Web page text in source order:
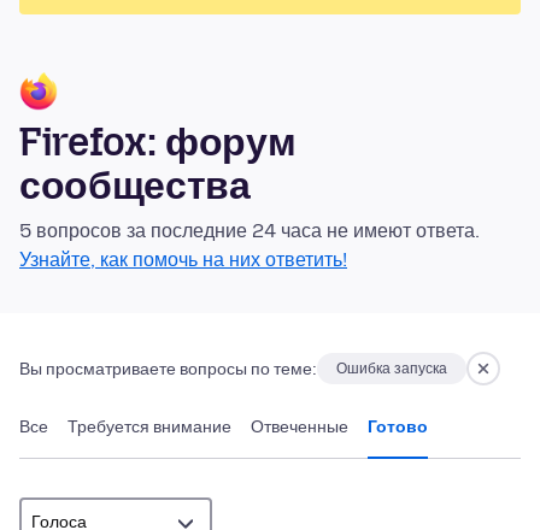
Firefox: форум
сообщества
5 вопросов за последние 24 часа не имеют ответа.
Узнайте, как помочь на них ответить!
Вы просматриваете вопросы по теме: Ошибка запуска
Все Требуется внимание Отвеченные Готово